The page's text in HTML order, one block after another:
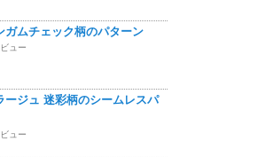
ガムチェック柄のパターン
ュー
ージュ 迷彩柄のシームレスパ
ュー